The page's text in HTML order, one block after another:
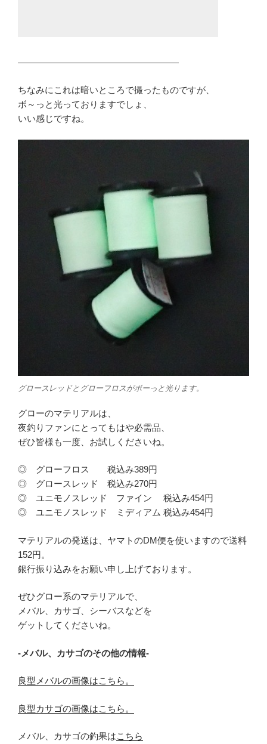
——————————————————
ちなみにこれは暗いところで撮ったものですが、
ボ～っと光っておりますでしょ、
いい感じですね。
グロースレッドとグローフロスがボーっと光ります。
グローのマテリアルは、
夜釣りファンにとってもはや必需品、
ぜひ皆様も一度、お試しくださいね。
◎ グローフロス 税込み389円
◎ グロースレッド 税込み270円
◎ ユニモノスレッド ファイン 税込み454円
◎ ユニモノスレッド ミディアム 税込み454円
マテリアルの発送は、ヤマトのDM便を使いますので送料
152円。
銀行振り込みをお願い申し上げております。
ぜひグロー系のマテリアルで、
メバル、カサゴ、シーバスなどを
ゲットしてくださいね。
-メバル、カサゴのその他の情報-
良型メバルの画像はこちら。
良型カサゴの画像はこちら。
メバル、カサゴの釣果はこちら